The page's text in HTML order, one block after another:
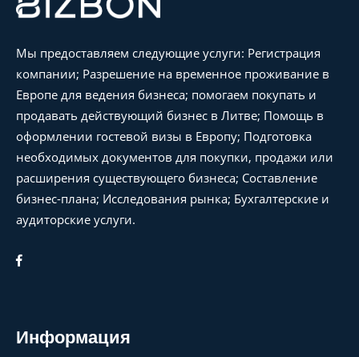
Мы предоставляем следующие услуги: Регистрация
компании; Разрешение на временное проживание в
Европе для ведения бизнеса; помогаем покупать и
продавать действующий бизнес в Литве; Помощь в
оформлении гостевой визы в Европу; Подготовка
необходимых документов для покупки, продажи или
расширения существующего бизнеса; Составление
бизнес-плана; Исследования рынка; Бухгалтерские и
аудиторские услуги.
Информация